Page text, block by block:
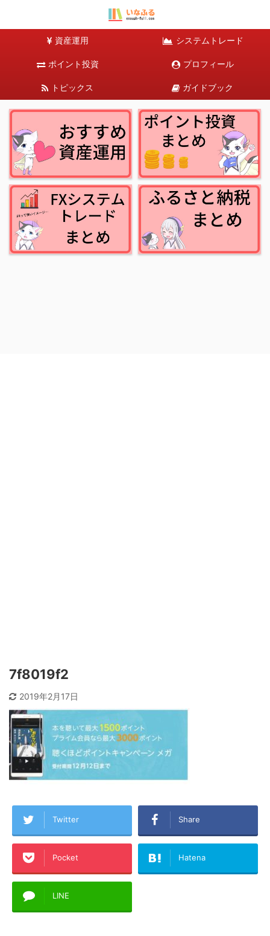
資産運用 システムトレード
ポイント投資 プロフィール
トピックス ガイドブック
7f8019f2
2019年2月17日
Twitter Share
Pocket Hatena
LINE